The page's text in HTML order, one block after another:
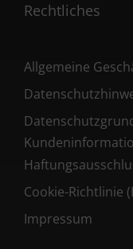
Rechtliches
Allgemeine
Cookie-Richtlinie
Impressum